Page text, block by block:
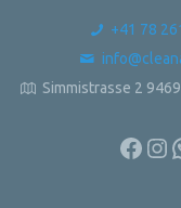
+41 78
Simmistrasse 2